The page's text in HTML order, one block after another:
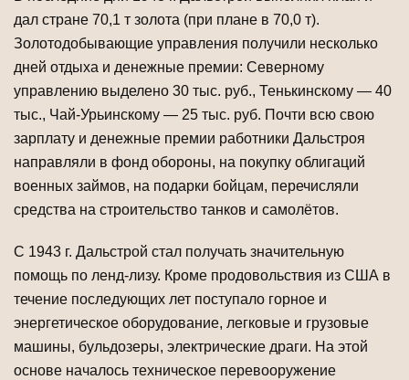
дал стране 70,1 т золота (при плане в 70,0 т).
Золотодобывающие управления получили несколько
дней отдыха и денежные премии: Северному
управлению выделено 30 тыс. руб., Тенькинскому — 40
тыс., Чай-Урьинскому — 25 тыс. руб. Почти всю свою
зарплату и денежные премии работники Дальстроя
направляли в фонд обороны, на покупку облигаций
военных займов, на подарки бойцам, перечисляли
средства на строительство танков и самолётов.
С 1943 г. Дальстрой стал получать значительную
помощь по ленд-лизу. Кроме продовольствия из США в
течение последующих лет поступало горное и
энергетическое оборудование, легковые и грузовые
машины, бульдозеры, электрические драги. На этой
основе началось техническое перевооружение